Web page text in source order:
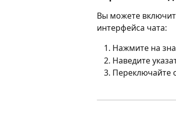
Вы можете
интерфейса чата:
Нажмите на
Наведите
Переключайте